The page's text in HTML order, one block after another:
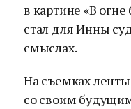
в картине «В
стал для Инны
смыслах.
На съемках
со своим